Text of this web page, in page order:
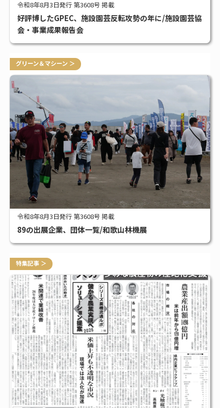
令和8年8月3日発行 第3608号 掲載
好評博したGPEC、施設園芸反転攻勢の年に/施設園芸協
会・事業成果報告会
グリーン＆マシーン ＞
令和8年8月3日発行 第3608号 掲載
89の出展企業、団体一覧/和歌山林機展
特集記事 ＞